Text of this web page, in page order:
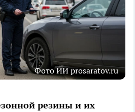
Фото ИИ prosaratov.ru
резины и их